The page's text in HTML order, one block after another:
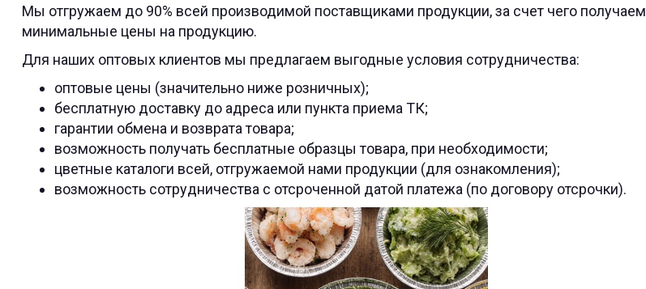
Мы отгружаем до 90% всей производимой поставщиками продукции, за счет чего получаем
минимальные цены на продукцию.
Для наших оптовых клиентов мы предлагаем выгодные условия сотрудничества:
оптовые цены (значительно ниже розничных);
бесплатную доставку до адреса или пункта приема ТК;
гарантии обмена и возврата товара;
возможность получать бесплатные образцы товара, при необходимости;
цветные каталоги всей, отгружаемой нами продукции (для ознакомления);
возможность сотрудничества с отсроченной датой платежа (по договору отсрочки).